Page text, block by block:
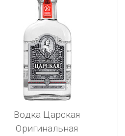
Водка Царская
Оригинальная